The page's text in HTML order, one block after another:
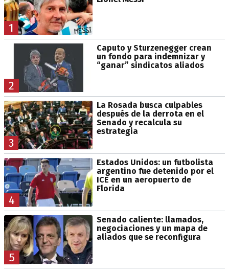
1
2
Caputo y Sturzenegger crean
un fondo para indemnizar y
“ganar” sindicatos aliados
3
La Rosada busca culpables
después de la derrota en el
Senado y recalcula su
estrategia
4
Estados Unidos: un futbolista
argentino fue detenido por el
ICE en un aeropuerto de
Florida
5
Senado caliente: llamados,
negociaciones y un mapa de
aliados que se reconfigura